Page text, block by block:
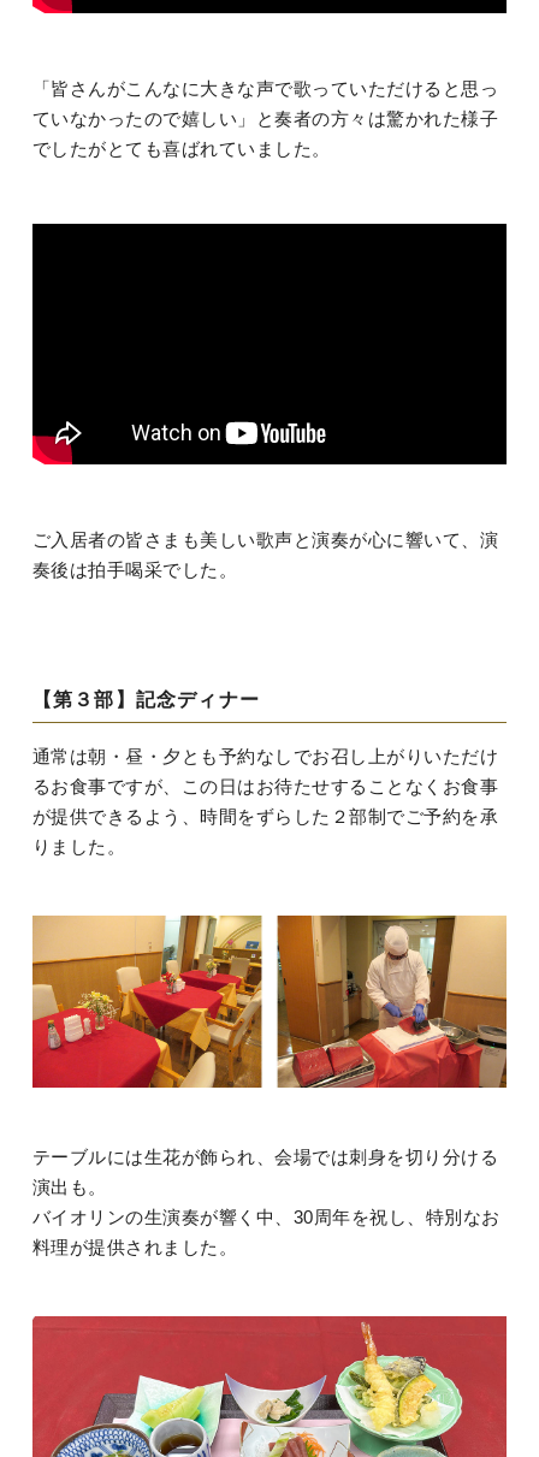
「皆さんがこんなに大きな声で歌っていただけると思っ
ていなかったので嬉しい」と奏者の方々は驚かれた様子
でしたがとても喜ばれていました。
ご入居者の皆さまも美しい歌声と演奏が心に響いて、演
奏後は拍手喝采でした。
【第３部】記念ディナー
通常は朝・昼・夕とも予約なしでお召し上がりいただけ
るお食事ですが、この日はお待たせすることなくお食事
が提供できるよう、時間をずらした２部制でご予約を承
りました。
テーブルには生花が飾られ、会場では刺身を切り分ける
演出も。
バイオリンの生演奏が響く中、30周年を祝し、特別なお
料理が提供されました。